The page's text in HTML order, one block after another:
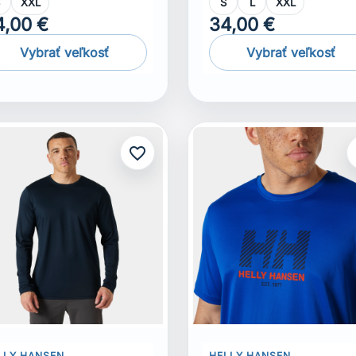
€
Vybrať veľkosť
34,00 €
Vybrať veľkosť
favorite_border